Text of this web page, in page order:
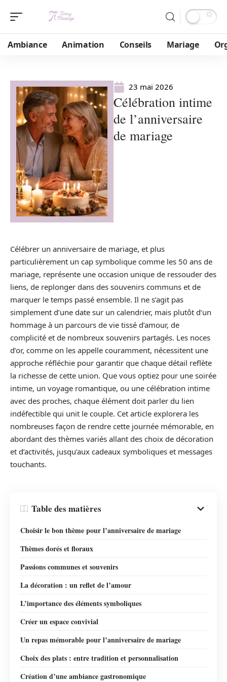
Ambiance Animation Conseils Mariage
23 mai 2026
Célébration intime
de l’anniversaire
de mariage
Célébrer un anniversaire de mariage, et plus
particulièrement un cap symbolique comme les 50 ans de
mariage, représente une occasion unique de ressouder des
liens, de replonger dans des souvenirs communs et de
marquer le temps passé ensemble. Il ne s’agit pas
simplement d’une date sur un calendrier, mais plutôt d’un
hommage à un parcours de vie tissé d’amour, de
complicité et de nombreux souvenirs partagés. Les noces
d’or, comme on les appelle couramment, nécessitent une
approche réfléchie pour garantir que chaque détail reflète
la richesse de cette union. Que vous optiez pour une soirée
intime, un voyage romantique, ou une célébration intime
avec des proches, chaque élément doit parler du lien
indéfectible qui unit le couple. Cet article explorera les
nombreuses façon de rendre cette journée mémorable, en
abordant des thèmes variés allant des choix de décoration
et d’activités, jusqu’aux cadeaux symboliques et messages
touchants.
Table des matières
Choisir le bon thème pour l’anniversaire de mariage
Thèmes dorés et floraux
Passions communes et souvenirs
La décoration : un reflet de l’amour
L’importance des éléments symboliques
Créer un espace convivial
Un repas mémorable pour l’anniversaire de mariage
Choix des plats : entre tradition et personnalisation
Création d’une ambiance gastronomique